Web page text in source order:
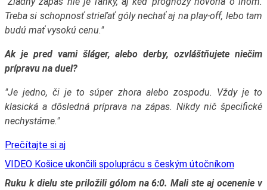
Treba si schopnosť strieľať góly nechať aj na play-off, lebo tam
budú mať vysokú cenu."
Ak je pred vami šláger, alebo derby, ozvláštňujete niečim
prípravu na duel?
"Je jedno, či je to súper zhora alebo zospodu. Vždy je to
klasická a dôsledná príprava na zápas. Nikdy nič špecifické
nechystáme."
Prečítajte si aj
VIDEO Košice ukončili spoluprácu s českým útočníkom
Ruku k dielu ste priložili gólom na 6:0. Mali ste aj ocenenie v